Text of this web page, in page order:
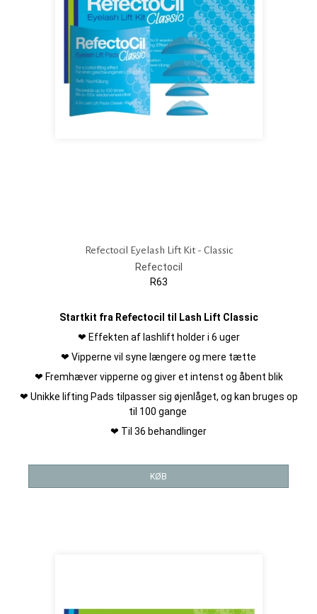
Refectocil Eyelash Lift Kit - Classic
Refectocil
R63
Startkit fra Refectocil til Lash Lift Classic
❤ Effekten af lashlift holder i 6 uger
❤ Vipperne vil syne længere og mere tætte
❤ Fremhæver vipperne og giver et intenst og åbent blik
❤ Unikke lifting Pads tilpasser sig øjenlåget, og kan bruges op
til 100 gange
❤ Til 36 behandlinger
KØB